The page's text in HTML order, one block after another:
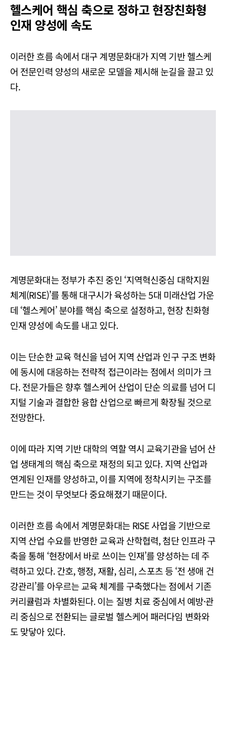
헬스케어 핵심 축으로 정하고 현장친화형
인재 양성에 속도
이러한 흐름 속에서 대구 계명문화대가 지역 기반 헬스케
어 전문인력 양성의 새로운 모델을 제시해 눈길을 끌고 있
다.
계명문화대는 정부가 추진 중인 ‘지역혁신중심 대학지원
체계(RISE)’를 통해 대구시가 육성하는 5대 미래산업 가운
데 ‘헬스케어’ 분야를 핵심 축으로 설정하고, 현장 친화형
인재 양성에 속도를 내고 있다.
이는 단순한 교육 혁신을 넘어 지역 산업과 인구 구조 변화
에 동시에 대응하는 전략적 접근이라는 점에서 의미가 크
다. 전문가들은 향후 헬스케어 산업이 단순 의료를 넘어 디
지털 기술과 결합한 융합 산업으로 빠르게 확장될 것으로
전망한다.
이에 따라 지역 기반 대학의 역할 역시 교육기관을 넘어 산
업 생태계의 핵심 축으로 재정의 되고 있다. 지역 산업과
연계된 인재를 양성하고, 이를 지역에 정착시키는 구조를
만드는 것이 무엇보다 중요해졌기 때문이다.
이러한 흐름 속에서 계명문화대는 RISE 사업을 기반으로
지역 산업 수요를 반영한 교육과 산학협력, 첨단 인프라 구
축을 통해 ‘현장에서 바로 쓰이는 인재’를 양성하는 데 주
력하고 있다. 간호, 행정, 재활, 심리, 스포츠 등 ‘전 생애 건
강관리’를 아우르는 교육 체계를 구축했다는 점에서 기존
커리큘럼과 차별화된다. 이는 질병 치료 중심에서 예방·관
리 중심으로 전환되는 글로벌 헬스케어 패러다임 변화와
도 맞닿아 있다.